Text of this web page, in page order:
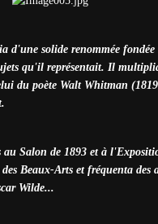
d'une solide renommée
qu'il représentait. Il
du poète Walt Whitman
au Salon de 1893 et à
Beaux-Arts et fréquenta des
Wilde...